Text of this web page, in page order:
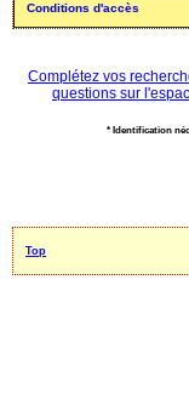
Conditions d'accès
Complétez vos
questions sur
* Identification
Top